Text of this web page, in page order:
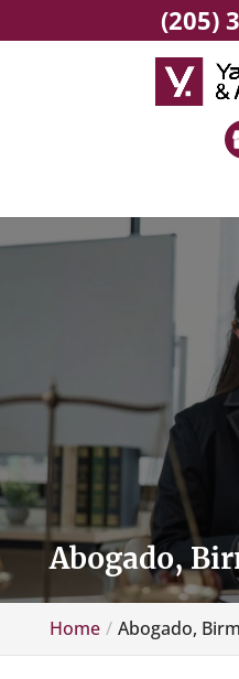
Abogado,
Home Abogado,
(205)